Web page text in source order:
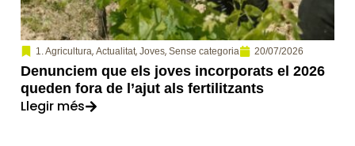
1. Agricultura, Actualitat, Joves, Sense categoria 20/07/2026
Denunciem que els joves incorporats el 2026
queden fora de l’ajut als fertilitzants
Llegir més